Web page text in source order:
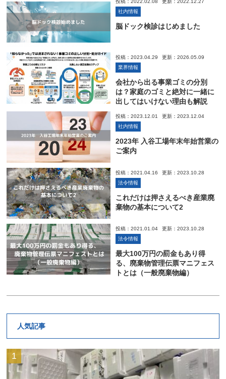
投稿：2022.02.08
更新：2022.12.27
社内情報
脳ドック検診はじめました
投稿：2023.04.29
更新：2026.05.09
業界情報
会社から出る事業ゴミの分別
は？家庭のゴミと絶対に一緒に
出してはいけない理由も解説
投稿：2023.12.01
更新：2023.12.04
社内情報
2023年 入谷工場年末年始営業の
ご案内
投稿：2021.04.16
更新：2023.10.28
法令情報
これだけは押さえるべき産業廃
棄物の基本について2
投稿：2021.01.04
更新：2023.10.28
法令情報
最大100万円の罰金もあり得
る、廃棄物管理伝票マニフェス
トとは（一般廃棄物編）
人気記事